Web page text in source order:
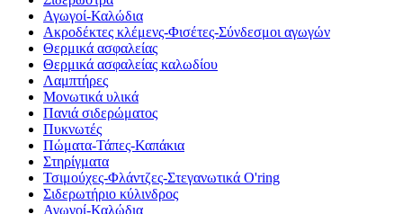
Αγωγοί-Καλώδια
Ακροδέκτες κλέμενς-Φισέτες-Σύνδεσμοι αγωγών
Θερμικά ασφαλείας
Θερμικά ασφαλείας καλωδίου
Λαμπτήρες
Μονωτικά υλικά
Πανιά σιδερώματος
Πυκνωτές
Πώματα-Τάπες-Καπάκια
Στηρίγματα
Τσιμούχες-Φλάντζες-Στεγανωτικά O'ring
Σιδερωτήριο κύλινδρος
Αγωγοί-Καλώδια